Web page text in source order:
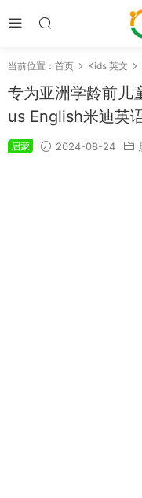
当前位置： 首页 Kids 英文
专为亚洲学龄前儿
us English米迪英
启蒙 2024-08-24